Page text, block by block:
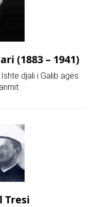
(1883 – 1941)
djali i Galib agës
Tresi